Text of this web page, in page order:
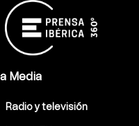
Media
Radio y televisión